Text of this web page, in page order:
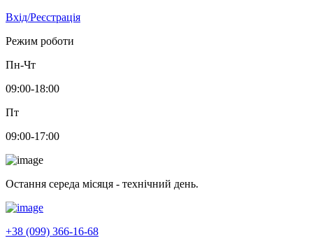
Вхід/Реєстрація
Режим роботи
Пн-Чт
09:00-18:00
Пт
09:00-17:00
Остання середа місяця - технічний день.
+38 (099) 366-16-68